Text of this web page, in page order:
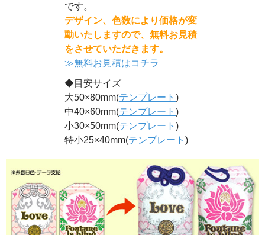
です。
デザイン、色数により価格が変
動いたしますので、無料お見積
をさせていただきます。
≫無料お見積はコチラ
◆目安サイズ
大50×80mm(テンプレート )
中40×60mm(テンプレート )
小30×50mm(テンプレート )
特小25×40mm(テンプレート )